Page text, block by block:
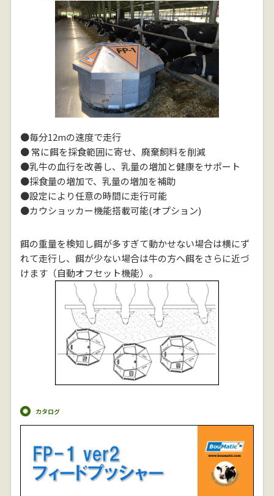
●毎分12mの速度で走行
● 常に餌を採食範囲に寄せ、廃棄飼料を削減
●乳牛の血行を改善し、乳量の増加と健康をサポート
●採食量の増加で、乳量の増加を補助
●設定により任意の時間に走行可能
●カウショッカー機能搭載可能(オプション)
餌の重量を検知し餌が多すぎて動かせない場合は横にず
れて走行し、餌が少ない場合は牛の方へ餌をさらに近づ
けます（自動オフセット機能）。
カタログ